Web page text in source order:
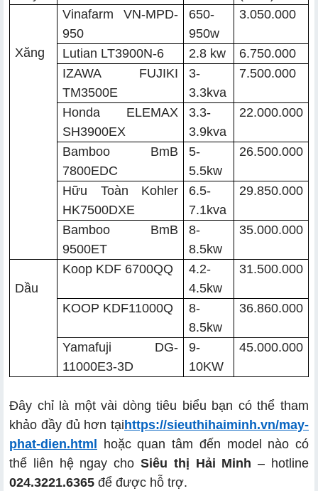
Xăng
Vinafarm VN-MPD-
950
650-
950w
3.050.000
Lutian LT3900N-6 2.8 kw
6.750.000
IZAWA FUJIKI
TM3500E
3-
3.3kva
7.500.000
Honda ELEMAX
SH3900EX
3.3-
3.9kva
22.000.000
Bamboo BmB
7800EDC
5-
5.5kw
26.500.000
Hữu Toàn Kohler
HK7500DXE
6.5-
7.1kva
29.850.000
Bamboo BmB
9500ET
8-
8.5kw
35.000.000
Dầu
Koop KDF 6700QQ
4.2-
4.5kw
31.500.000
KOOP KDF11000Q
8-
8.5kw
36.860.000
Yamafuji DG-
11000E3-3D
9-
10KW
45.000.000
Đây chỉ là một vài dòng tiêu biểu bạn có thể tham
khảo đầy đủ hơn tại https://sieuthihaiminh.vn/may-
phat-dien.html
hoặc quan tâm đến model nào có
thể liên hệ ngay cho Siêu thị Hải Minh – hotline
024.3221.6365 để được hỗ trợ.